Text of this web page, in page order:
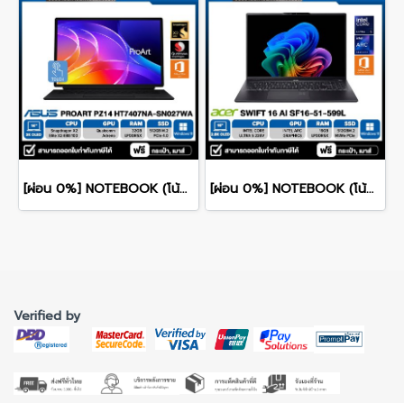
[ผ่อน 0%] NOTEBOOK (โน้ตบุ๊ค) ASUS PROART PZ14 HT7407NA-SN027WA 14" Touch Screen/Snapdragon X2 Elite/RAM 32GB/SSD 512GB/WINDOWS 11+MS OFFICE รับประกันศูนย์ไทย 3ปี [ผ่อน 0%] NOTEBOOK (โน้ตบุ๊ก) ACER SWIFT 16 AI SF16-51-599L - ICE BLACK 16" 2.8K OLED/CORE ULTRA 5-226V/16GB/SSD 512GB/WINDOWS 11+MS OFFICE รับประกันศูนย์ไทย 3ปี
Verified by